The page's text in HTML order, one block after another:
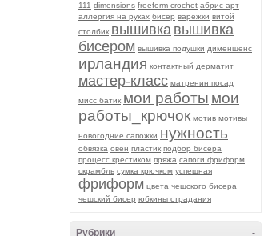
111 dimensions freeform crochet абрис арт
аллергия на руках бисер варежки витой
столбик вышивка вышивка
бисером вышивка подушки дименшенс
ирландия контактный дерматит
мастер-класс матренин посад
мисс батик мои работы мои
работы_крючок мотив мотивы
новогодние сапожки нужность
обвязка овен пластик подбор бисера
процесс крестиком пряжа сапоги фриформ
скрамбль сумка крючком успешная
фриформ цвета чешского бисера
чешский бисер юбкины страдания
-
Рубрики